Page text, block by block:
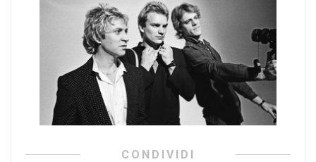
CONDIVIDI